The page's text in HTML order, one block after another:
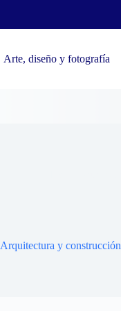
Arte, diseño y fotografía
Arquitectura y construcción